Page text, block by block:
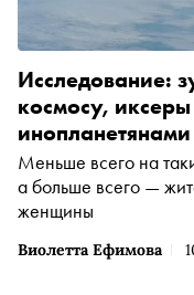
Виолетта Ефимова
Исследование:
космосу,
инопланетянами
Меньше всего на
а больше всего —
женщины